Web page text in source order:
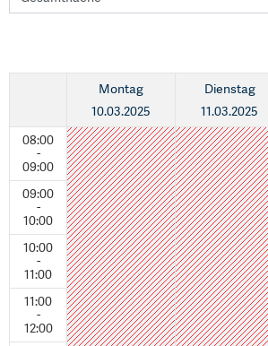
08:00
-
09:00
09:00
-
10:00
10:00
-
11:00
11:00
-
12:00
Montag
10.03.2025
Dienstag
11.03.2025